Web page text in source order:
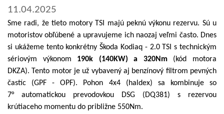
11.04.2025
Sme radi, že tieto motory TSI majú peknú výkonu rezervu. Sú u
motoristov obľúbené a upravujeme ich naozaj veľmi často. Dnes
si ukážeme tento konkrétny Škoda Kodiaq - 2.0 TSI s technickým
sériovým výkonom 190k (140KW) a 320Nm(kód motora
DKZA). Tento motor je už vybavený aj benzínový filtrom pevných
častíc (GPF - OPF). Pohon 4x4 (haldex) sa kombinuje so
7° automatickou prevodovkou DSG (DQ381) s rezervou
krútiaceho momentu do približne 550Nm.